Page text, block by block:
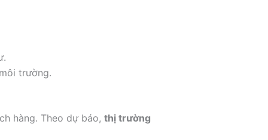
trường.
hàng. Theo dự báo, thị trường